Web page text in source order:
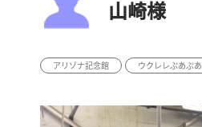
山崎様
アリゾナ記念館 ウクレレぷあぷあ